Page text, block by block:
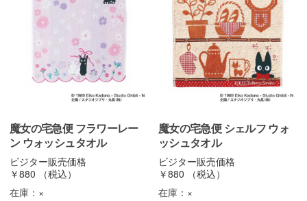
魔女の宅急便 フラワーレー
ン ウォッシュタオル
ビジター販売価格
￥880
（税込）
在庫： ×
魔女の宅急便 シェルフ ウォ
ッシュタオル
ビジター販売価格
￥880
（税込）
在庫： ×